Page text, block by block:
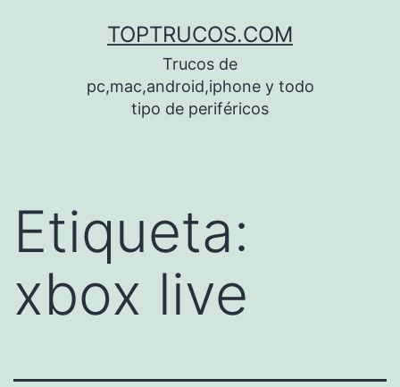
TOPTRUCOS.COM
Trucos de
pc,mac,android,iphone y todo
tipo de periféricos
Etiqueta:
xbox live